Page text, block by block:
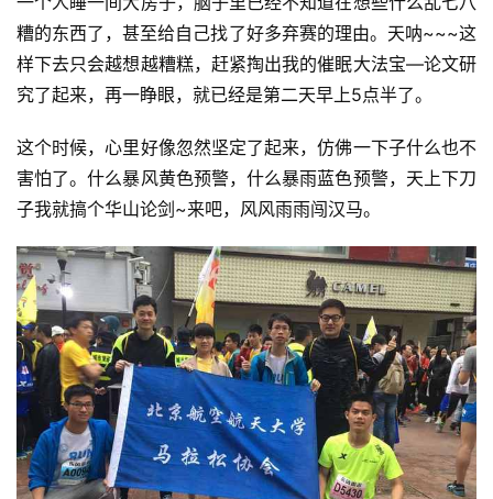
练
视
频
用
户
精
选
运
动
集
糟的东西了，甚至给自己找了好多弃赛的理由。天呐~~~这
样下去只会越想越糟糕，赶紧掏出我的催眠大法宝—论文研
究了起来，再一睁眼，就已经是第二天早上5点半了。
这个时候，心里好像忽然坚定了起来，仿佛一下子什么也不
害怕了。什么暴风黄色预警，什么暴雨蓝色预警，天上下刀
子我就搞个华山论剑~来吧，风风雨雨闯汉马。